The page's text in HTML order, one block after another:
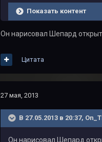
Показать контент
Он нарисовал Шепард
Цитата
27 мая, 2013
В 27.05.2013 в 20:37,
Он нарисовал Шепард